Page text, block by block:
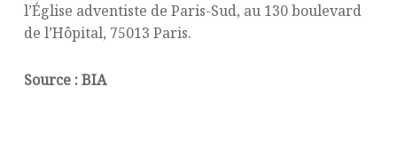
l’Église adventiste de Paris-Sud, au 130 boulevard
de l’Hôpital, 75013 Paris.
Source : BIA